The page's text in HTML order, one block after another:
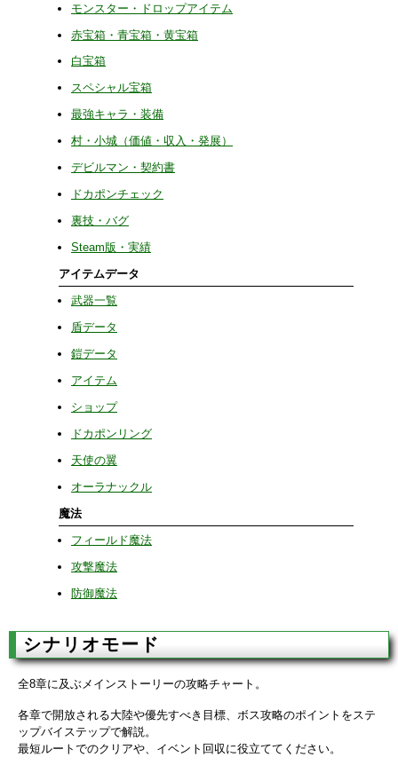
モンスター・ドロップアイテム
赤宝箱・青宝箱・黄宝箱
白宝箱
スペシャル宝箱
最強キャラ・装備
村・小城（価値・収入・発展）
デビルマン・契約書
ドカポンチェック
裏技・バグ
Steam版・実績
アイテムデータ
武器一覧
盾データ
鎧データ
アイテム
ショップ
ドカポンリング
天使の翼
オーラナックル
魔法
フィールド魔法
攻撃魔法
防御魔法
シナリオモード
全8章に及ぶメインストーリーの攻略チャート。
各章で開放される大陸や優先すべき目標、ボス攻略のポイントをステ
ップバイステップで解説。
最短ルートでのクリアや、イベント回収に役立ててください。